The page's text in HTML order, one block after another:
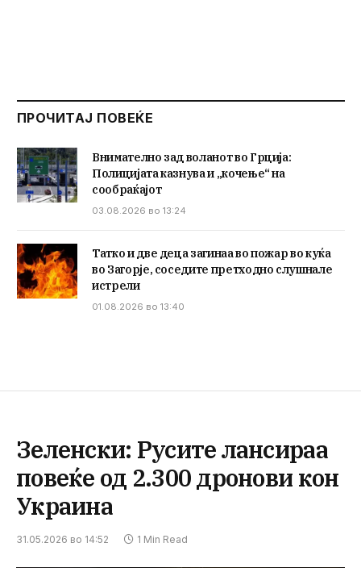
ПРОЧИТАЈ ПОВЕЌЕ
Внимателно зад воланот во Грција:
Полицијата казнува и „кочење“ на
сообраќајот
03.08.2026 во 13:24
Татко и две деца загинаа во пожар во куќа
во Загорје, соседите претходно слушнале
истрели
01.08.2026 во 13:40
Зеленски: Русите лансираа
повеќе од 2.300 дронови кон
Украина
31.05.2026 во 14:52 1 Min Read